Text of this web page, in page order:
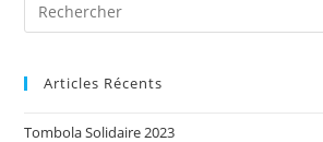
Articles Récents
Tombola Solidaire 2023